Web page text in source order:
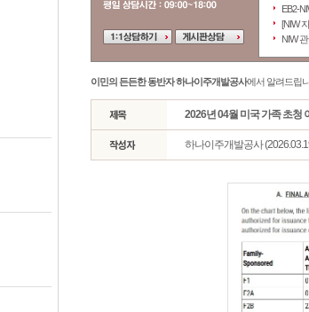
EB2-
[NIW
NIW
이민의 든든한 동반자 하나이주개발공사에서 알려드립
2026년 04월 미국 가족 초청
하나이주개발공사